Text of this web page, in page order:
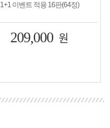
1+1 이벤트 적용 16판(64정)
209,000 원